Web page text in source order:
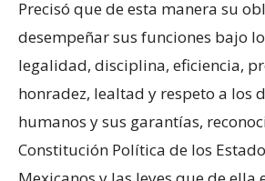
Precisó que de esta manera su
desempeñar sus funciones bajo
legalidad, disciplina, eficiencia,
honradez, lealtad y respeto a los
humanos y sus garantías,
Constitución Política de los